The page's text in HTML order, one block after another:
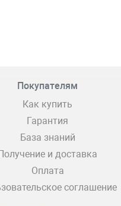
Покупателям
Как купить
Гарантия
База знаний
Получение и доставка
Оплата
соглашение